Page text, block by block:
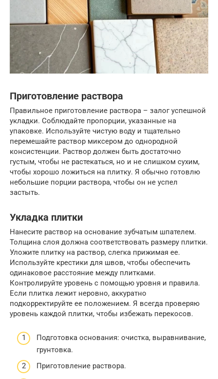
Приготовление раствора
Правильное приготовление раствора – залог успешной
укладки. Соблюдайте пропорции, указанные на
упаковке. Используйте чистую воду и тщательно
перемешайте раствор миксером до однородной
консистенции. Раствор должен быть достаточно
густым, чтобы не растекаться, но и не слишком сухим,
чтобы хорошо ложиться на плитку. Я обычно готовлю
небольшие порции раствора, чтобы он не успел
застыть.
Укладка плитки
Нанесите раствор на основание зубчатым шпателем.
Толщина слоя должна соответствовать размеру плитки.
Уложите плитку на раствор, слегка прижимая ее.
Используйте крестики для швов, чтобы обеспечить
одинаковое расстояние между плитками.
Контролируйте уровень с помощью уровня и правила.
Если плитка лежит неровно, аккуратно
подкорректируйте ее положением. Я всегда проверяю
уровень каждой плитки, чтобы избежать перекосов.
Подготовка основания: очистка, выравнивание,
грунтовка.
Приготовление раствора.